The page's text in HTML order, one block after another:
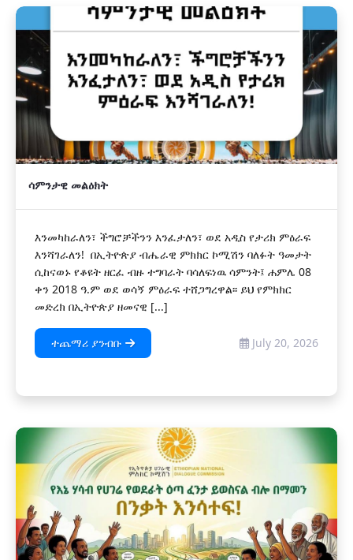
ሳምንታዊ መልዕክት
እንመካከራለን፣ ችግሮቻችንን እንፈታለን፣ ወደ አዲስ የታሪክ ምዕራፍ
እንሻገራለን! በኢትዮጵያ ብሔራዊ ምክክር ኮሚሽን ባለፉት ዓመታት
ሲከናወኑ የቆዩት ዘርፈ ብዙ ተግባራት ባሳለፍነዉ ሳምንት፤ ሐምሌ 08
ቀን 2018 ዓ.ም ወደ ወሳኝ ምዕራፍ ተሸጋግረዋል፡፡ ይህ የምክክር
መድረክ በኢትዮጵያ ዘመናዊ [...]
ተጨማሪ ያንብቡ July 20, 2026